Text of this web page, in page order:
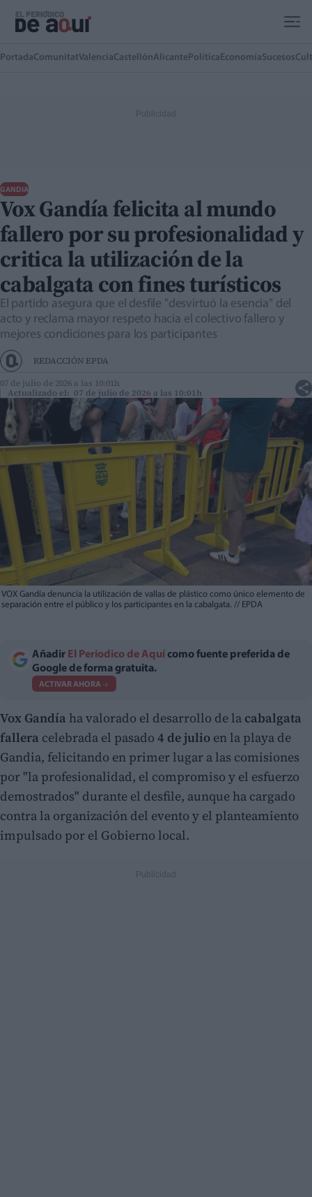
PortadaComunitatValenciaCastellónAlicante Política EconomíaSucesos
GANDIA
Vox Gandía felicita al mundo
fallero por su profesionalidad y
critica la utilización de la
cabalgata con fines turísticos
El partido asegura que el desfile "desvirtuó la esencia" del
acto y reclama mayor respeto hacia el colectivo fallero y
mejores condiciones para los participantes
REDACCIÓN EPDA
07 de julio de 2026 a las 10:01h
Actualizado el: 07 de julio de 2026 a las 10:01h
VOX Gandía denuncia la utilización de vallas de plástico como único elemento de
separación entre el público y los participantes en la cabalgata. // EPDA
Añadir El Periodico de Aquí como fuente preferida de
Google de forma gratuita.
ACTIVAR AHORA
Vox Gandía ha valorado el desarrollo de la cabalgata
fallera celebrada el pasado 4 de julio en la playa de
Gandia, felicitando en primer lugar a las comisiones
por "la profesionalidad, el compromiso y el esfuerzo
demostrados" durante el desfile, aunque ha cargado
contra la organización del evento y el planteamiento
impulsado por el Gobierno local.